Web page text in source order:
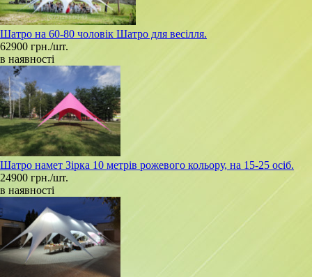
Шатро на 60-80 чоловік Шатро для весілля.
62900 грн./шт.
в наявності
Шатро намет Зірка 10 метрів рожевого кольору, на 15-25 осіб.
24900 грн./шт.
в наявності